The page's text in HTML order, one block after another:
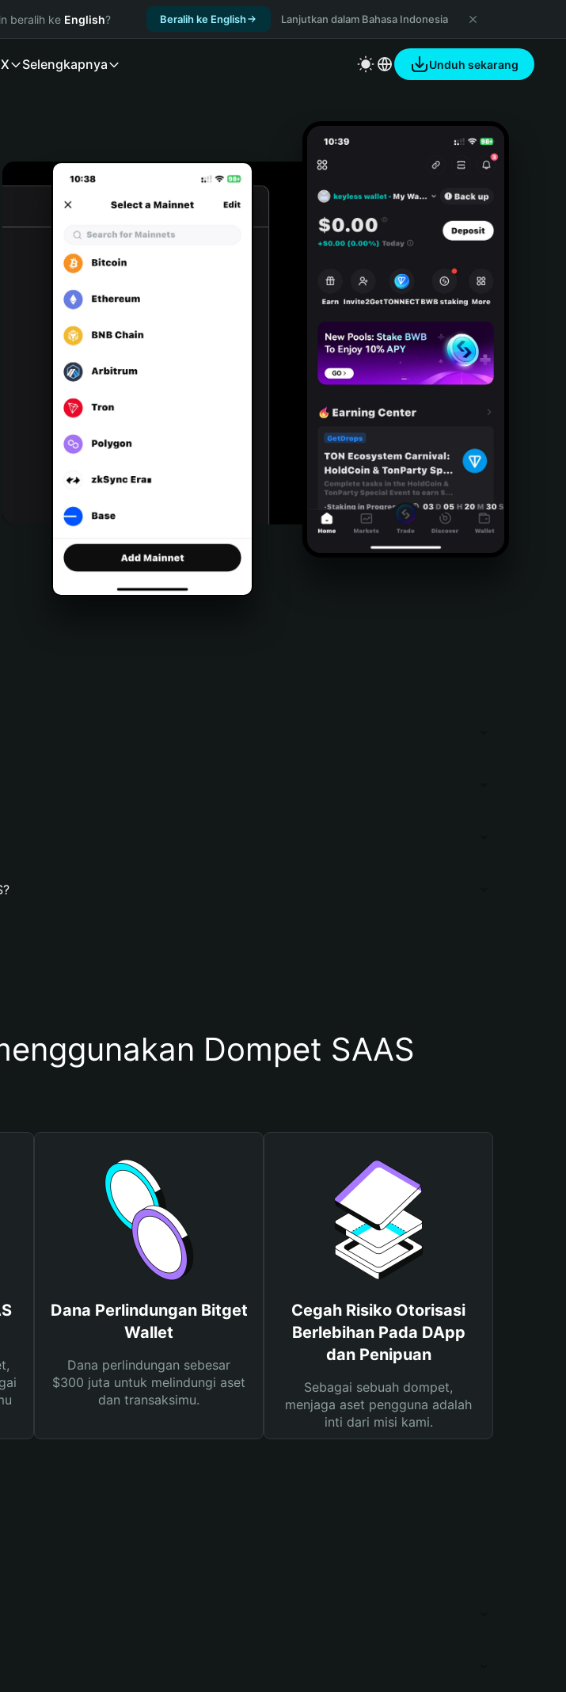
beralih ke English? Beralih ke English Lanjutkan dalam Bahasa Indonesia
Selengkapnya Unduh sekarang
Dompet SAAS
Dana Perlindungan Bitget
Wallet
Dana perlindungan sebesar
$300 juta untuk melindungi aset
dan transaksimu.
Cegah Risiko Otorisasi
Berlebihan Pada DApp
dan Penipuan
Sebagai sebuah dompet,
menjaga aset pengguna adalah
inti dari misi kami.